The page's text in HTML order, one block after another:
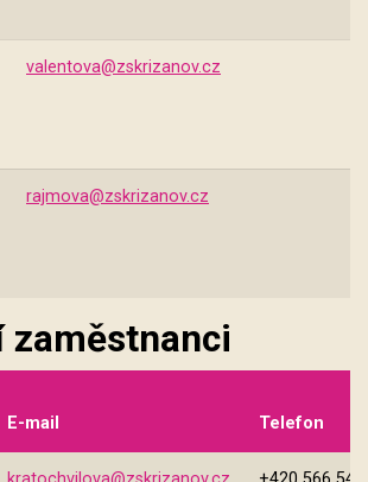
valentova@zskrizanov.cz
rajmova@zskrizanov.cz
zaměstnanci
E-mail Telefon